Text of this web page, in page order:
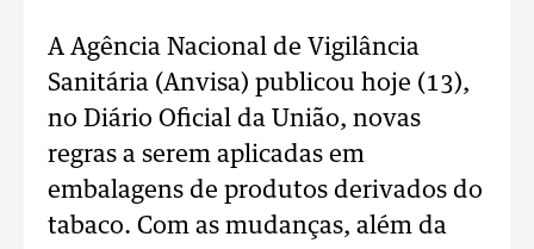
A Agência Nacional de Vigilância
Sanitária (Anvisa) publicou hoje (13),
no Diário Oficial da União, novas
regras a serem aplicadas em
embalagens de produtos derivados do
tabaco. Com as mudanças, além da